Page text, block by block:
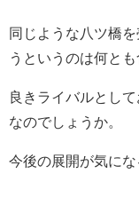
同じような八ツ橋
うというのは何と
良きライバルとし
なのでしょうか。
今後の展開が気にな